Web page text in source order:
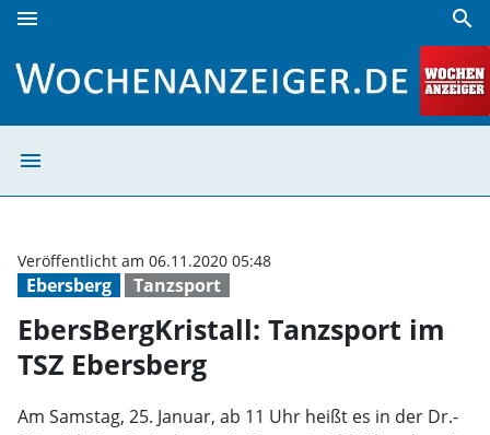
menu search
menu
Ebersberg Tanzsport
Veröffentlicht am 06.11.2020 05:48
EbersBergKristall: Tanzsport im
TSZ Ebersberg
Am Samstag, 25. Januar, ab 11 Uhr heißt es in der Dr.-